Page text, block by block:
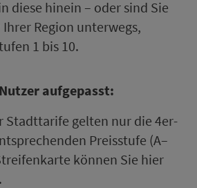
diese hinein – oder sind Sie
Region un­ter­wegs,
1 bis 10.
aufgepasst:
Stadt­ta­rife gelten nur die 4er-
Preis­stufe (A–
können Sie hier